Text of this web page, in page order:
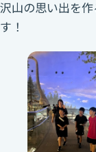
沢山の思い出を
す！